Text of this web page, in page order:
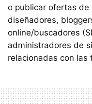
o publicar ofertas de
diseñadores,
online/buscadores
administradores de
relacionadas con las